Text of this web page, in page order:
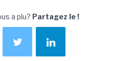
a plu? Partagez le !